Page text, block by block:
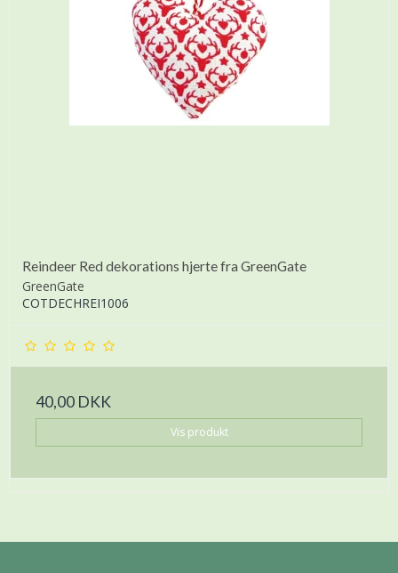
Reindeer Red dekorations hjerte fra GreenGate
GreenGate
COTDECHREI1006
40,00 DKK
Vis produkt